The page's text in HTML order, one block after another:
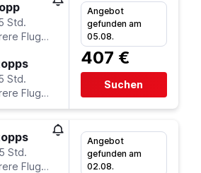
Std.
Fluglinien
Std.
Fluglinien
Angebot
gefunden am
05.08.
407 €
Suchen
Std.
Fluglinien
Angebot
gefunden am
02.08.